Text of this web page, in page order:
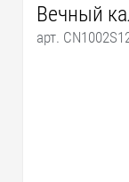
Вечный
арт.